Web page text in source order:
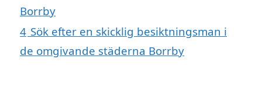
Borrby
4 Sök efter en skicklig besiktningsman i
de omgivande städerna Borrby